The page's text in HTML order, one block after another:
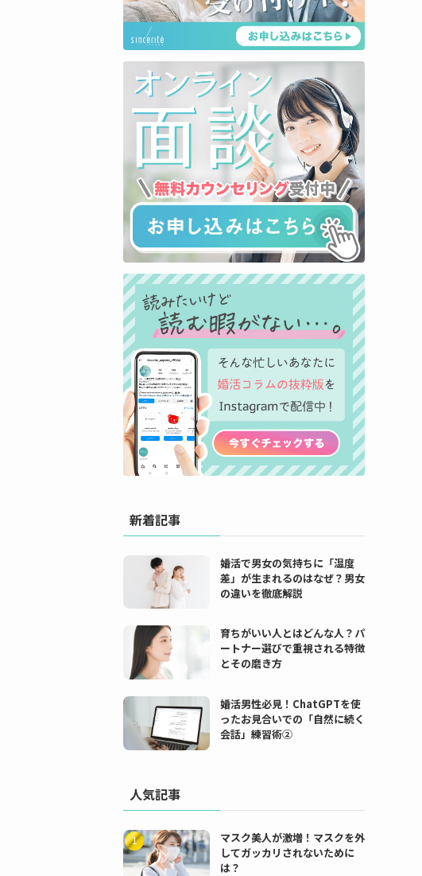
新着記事
婚活で男女の気持ちに「温度
差」が生まれるのはなぜ？男女
の違いを徹底解説
育ちがいい人とはどんな人？パ
ートナー選びで重視される特徴
とその磨き方
婚活男性必見！ChatGPTを使
ったお見合いでの「自然に続く
会話」練習術②
人気記事
マスク美人が激増！マスクを外
してガッカリされないために
は？